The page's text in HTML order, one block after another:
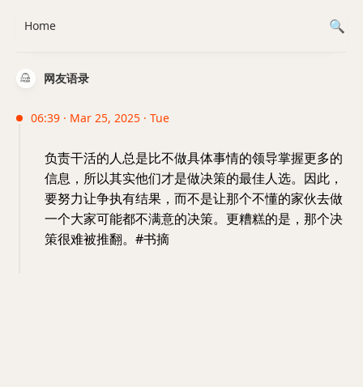
网友语录
06:39 · Mar 25, 2025 · Tue
负责干活的人总是比不做具体事情的领导掌握更多的
信息，所以其实他们才是做决策的最佳人选。因此，
要努力让争执有结果，而不是让那个不懂的家伙去做
一个大家可能都不满意的决策。更糟糕的是，那个决
策很难被推翻。#书摘
Home